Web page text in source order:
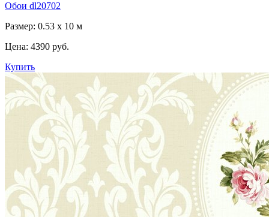
Обои dl20702
Размер: 0.53 x 10 м
Цена: 4390 руб.
Купить